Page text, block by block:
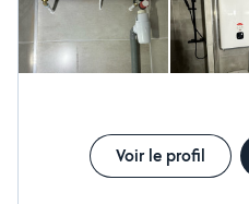
Voir le profil